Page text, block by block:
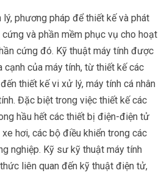
lý, phương pháp để thiết kế và phát
và phần mềm phục vụ cho hoạt
cứng đó. Kỹ thuật máy tính được
cạnh của máy tính, từ thiết kế các
thiết kế vi xử lý, máy tính cá nhân
Đặc biệt trong việc thiết kế các
hầu hết các thiết bị điện-điện tử
hơi, các bộ điều khiển trong các
nghiệp. Kỹ sư kỹ thuật máy tính
liên quan đến kỹ thuật điện tử,